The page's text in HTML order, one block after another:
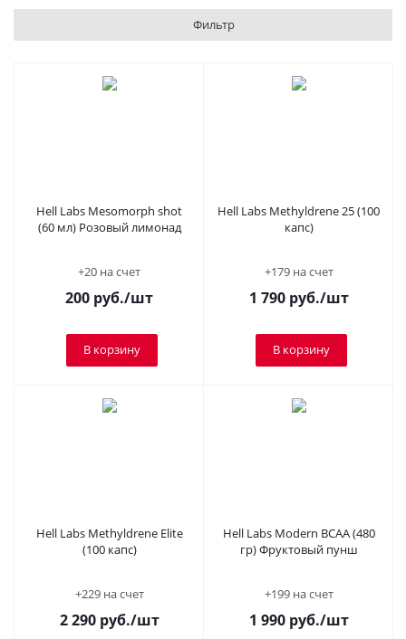
Фильтр
Hell Labs Mesomorph shot
(60 мл) Розовый лимонад
+20 на счет
200 руб./шт
В корзину
Hell Labs Methyldrene 25 (100
капс)
+179 на счет
1 790руб./шт
В корзину
Hell Labs Methyldrene Elite
(100 капс)
+229 на счет
2 290руб./шт
Hell Labs Modern BCAA (480
гр) Фруктовый пунш
+199 на счет
1 990руб./шт